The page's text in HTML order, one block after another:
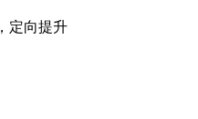
，定向提升